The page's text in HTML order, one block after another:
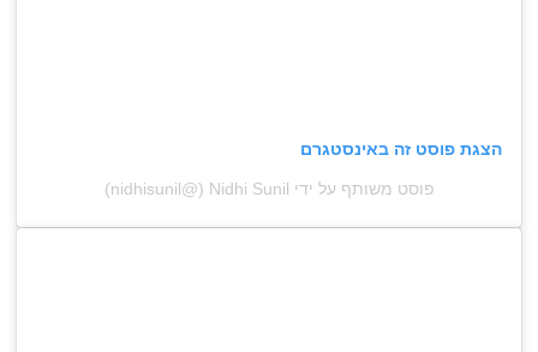
הצגת פוסט זה באינסטגרם
פוסט משותף על ידי ‏‎Nidhi Sunil‎‏ (@‏‎nidhisunil‎‏)